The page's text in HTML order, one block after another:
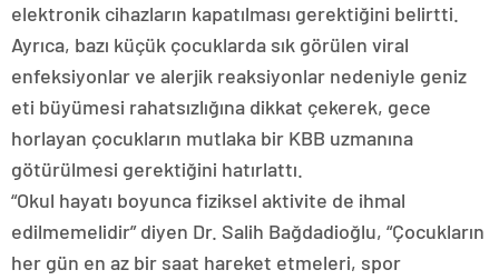
elektronik cihazların kapatılması gerektiğini belirtti.
Ayrıca, bazı küçük çocuklarda sık görülen viral
enfeksiyonlar ve alerjik reaksiyonlar nedeniyle geniz
eti büyümesi rahatsızlığına dikkat çekerek, gece
horlayan çocukların mutlaka bir KBB uzmanına
götürülmesi gerektiğini hatırlattı.
“Okul hayatı boyunca fiziksel aktivite de ihmal
edilmemelidir” diyen Dr. Salih Bağdadioğlu, “Çocukların
her gün en az bir saat hareket etmeleri, spor